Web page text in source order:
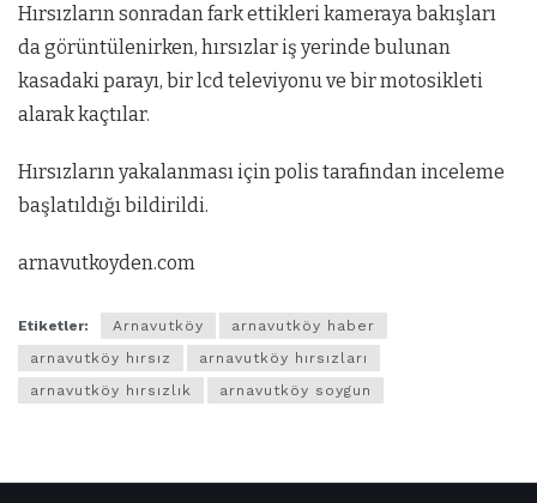
Hırsızların sonradan fark ettikleri kameraya bakışları
da görüntülenirken, hırsızlar iş yerinde bulunan
kasadaki parayı, bir lcd televiyonu ve bir motosikleti
alarak kaçtılar.
Hırsızların yakalanması için polis tarafından inceleme
başlatıldığı bildirildi.
arnavutkoyden.com
Etiketler: Arnavutköy
arnavutköy haber
arnavutköy hırsız
arnavutköy hırsızları
arnavutköy hırsızlık
arnavutköy soygun